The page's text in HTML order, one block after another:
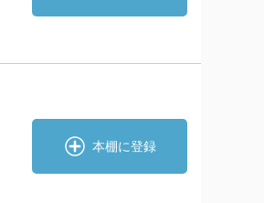
本棚に登録